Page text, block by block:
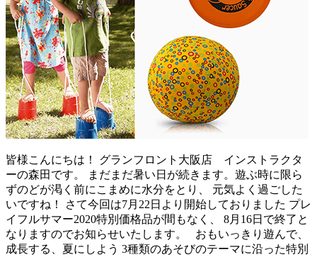
皆様こんにちは！ グランフロント大阪店 インストラクタ
ーの森田です。 まだまだ暑い日が続きます。遊ぶ時に限ら
ずのどが渇く前にこまめに水分をとり、 元気よく過ごした
いですね！ さて今回は7月22日より開始しておりました プレ
イフルサマー2020特別価格品が間もなく、 8月16日で終了と
なりますのでお知らせいたします。 おもいっきり遊んで、
成長する、夏にしよう 3種類のあそびのテーマに沿った特別